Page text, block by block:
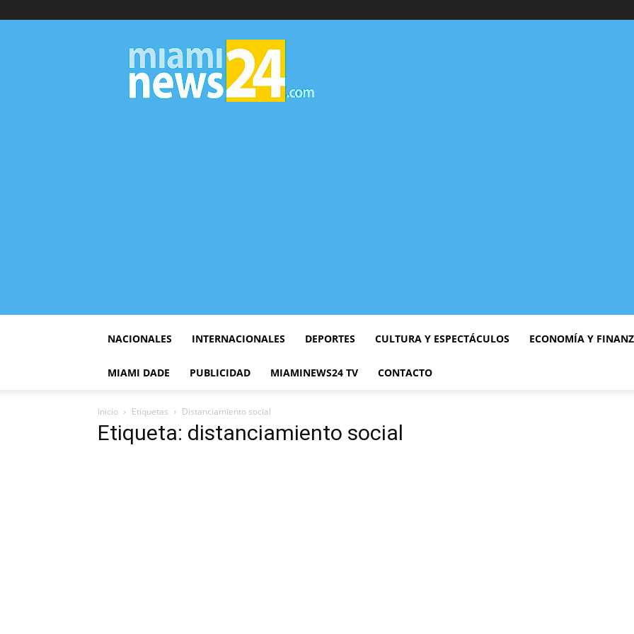
▷
Miami
News
24
NACIONALES INTERNACIONALES DEPORTES CULTURA Y ESPECTÁCULOS ECONOMÍA Y
MIAMI DADE PUBLICIDAD MIAMINEWS24 TV CONTACTO
Inicio Etiquetas Distanciamiento social
Etiqueta: distanciamiento social